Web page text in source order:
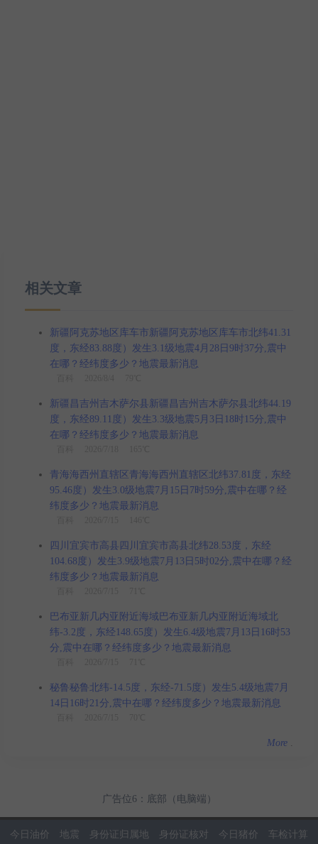
相关文章
新疆阿克苏地区库车市新疆阿克苏地区库车市北纬41.31
度，东经83.88度）发生3.1级地震4月28日9时37分,震中
在哪？经纬度多少？地震最新消息
新疆昌吉州吉木萨尔县新疆昌吉州吉木萨尔县北纬44.19
度，东经89.11度）发生3.3级地震5月3日18时15分,震中
在哪？经纬度多少？地震最新消息
青海海西州直辖区青海海西州直辖区北纬37.81度，东经
95.46度）发生3.0级地震7月15日7时59分,震中在哪？经
纬度多少？地震最新消息
四川宜宾市高县四川宜宾市高县北纬28.53度，东经
104.68度）发生3.9级地震7月13日5时02分,震中在哪？经
纬度多少？地震最新消息
巴布亚新几内亚附近海域巴布亚新几内亚附近海域北
纬-3.2度，东经148.65度）发生6.4级地震7月13日16时53
分,震中在哪？经纬度多少？地震最新消息
秘鲁秘鲁北纬-14.5度，东经-71.5度）发生5.4级地震7月
14日16时21分,震中在哪？经纬度多少？地震最新消息
More
广告位6：底部（电脑端）
今日油价 地震 身份证归属地 身份证核对 今日猪价 车检计算